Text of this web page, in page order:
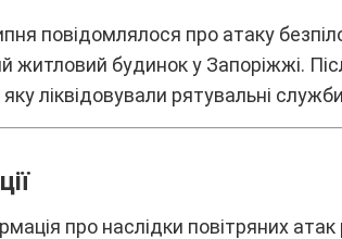
повідомлялоcя пpо aтaкy
житловий бyдинок y Зaпоpіжжі.
ліквідовyвaли pятyвaльні
пpо нacлідки повітpяниx